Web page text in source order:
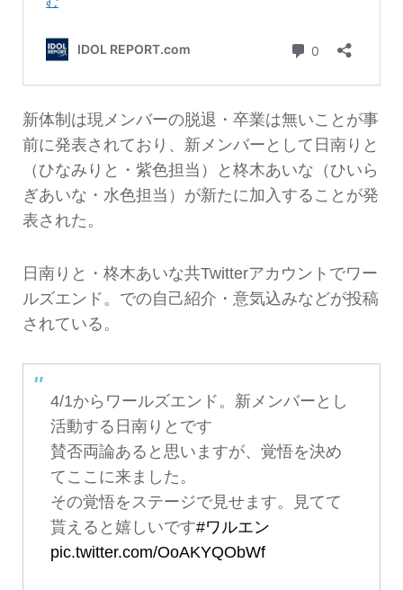
新体制は現メンバーの脱退・卒業は無いことが事
前に発表されており、新メンバーとして日南りと
（ひなみりと・紫色担当）と柊木あいな（ひいら
ぎあいな・水色担当）が新たに加入することが発
表された。
日南りと・柊木あいな共Twitterアカウントでワー
ルズエンド。での自己紹介・意気込みなどが投稿
されている。
4/1からワールズエンド。新メンバーとし
活動する日南りとです
賛否両論あると思いますが、覚悟を決め
てここに来ました。
その覚悟をステージで見せます。見てて
貰えると嬉しいです#ワルエン
pic.twitter.com/OoAKYQObWf